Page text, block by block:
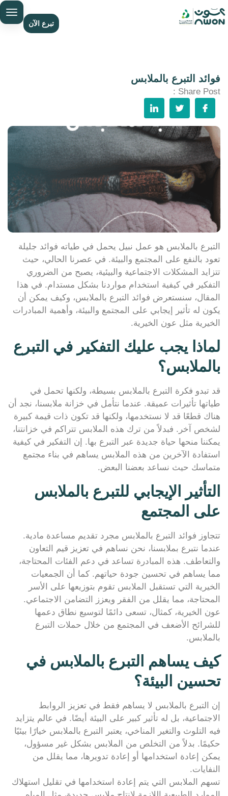
تبرع الآن
فوائد التبرع بالملابس
Share Post :
التبرع بالملابس هو عمل نبيل يحمل في طياته فوائد جليلة
تعود بالنفع على المجتمع والبيئة. في عصرنا الحالي، حيث
تتزايد المشكلات الاجتماعية والبيئية، يصبح من الضروري
التفكير في كيفية استخدام مواردنا بشكل مستدام. في هذا
المقال، سنستعرض فوائد التبرع بالملابس، وكيف يمكن أن
يكون له تأثير إيجابي على المجتمع والبيئة، وأهمية المبادرات
الخيرية مثل عون الخيرية.
لماذا يجب عليك التفكير في التبرع
بالملابس؟
قد تبدو فكرة التبرع بالملابس بسيطة، ولكنها تحمل في
طياتها تأثيرات عميقة. عندما نتأمل في خزانة ملابسنا، نجد أن
هناك قطعًا قد لا نستخدمها، ولكنها قد تكون ذات قيمة كبيرة
لشخص آخر. فبدلاً من ترك هذه الملابس تتراكم في خزانتنا،
يمكننا منحها حياة جديدة عبر التبرع بها. إن التفكير في كيفية
استفادة الآخرين من هذه الملابس يساهم في بناء مجتمع
متماسك حيث نساعد بعضنا البعض.
التأثير الإيجابي للتبرع بالملابس
على المجتمع
تتجاوز فوائد التبرع بالملابس مجرد تقديم مساعدة مادية.
عندما نتبرع بملابسنا، نحن نساهم في تعزيز قيم التعاون
والتعاطف. هذه المبادرة تساعد في دعم الفئات المحتاجة،
مما يساهم في تحسين جودة حياتهم. كما أن الجمعيات
الخيرية التي تستقبل الملابس تقوم بتوزيعها على الأسر
المحتاجة، مما يقلل من الفقر ويعزز التضامن الاجتماعي.
عون الخيرية، كمثال، تسعى دائمًا لتوسيع نطاق دعمها
للشرائح الأضعف في المجتمع من خلال حملات التبرع
بالملابس.
كيف يساهم التبرع بالملابس في
تحسين البيئة؟
إن التبرع بالملابس لا يساهم فقط في تعزيز الروابط
الاجتماعية، بل له تأثير كبير على البيئة أيضًا. في عالم يتزايد
فيه التلوث والتغير المناخي، يعتبر التبرع بالملابس خيارًا بيئيًا
حكيمًا. بدلاً من التخلص من الملابس بشكل غير مسؤول،
يمكن إعادة استخدامها أو إعادة تدويرها، مما يقلل من
النفايات.
تسهم الملابس التي يتم إعادة استخدامها في تقليل استهلاك